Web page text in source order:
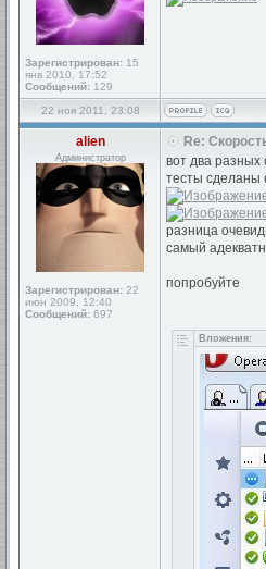
Зарегистрирован: 15
янв 2010, 17:52
Сообщений: 129
22 ноя 2011, 23:08
alien
Администратор
Зарегистрирован: 22
июн 2009, 12:40
Сообщений: 697
Re:
вот два разных
тесты сделаны
разница
самый
попробуйте
Вложения: